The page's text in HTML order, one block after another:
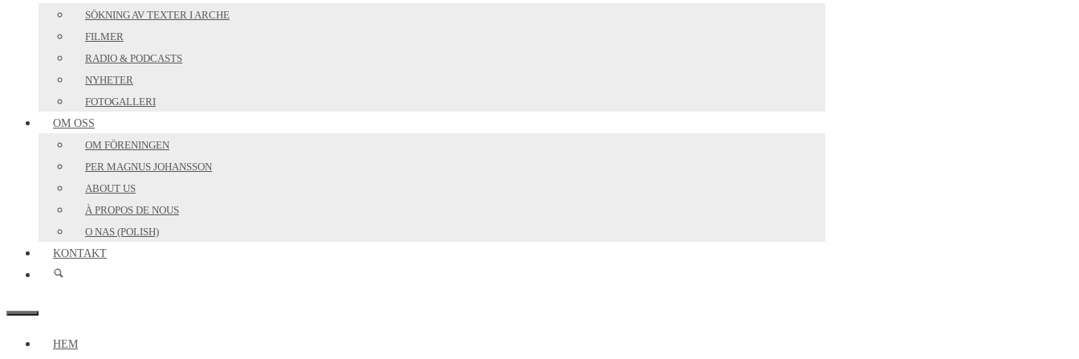
SÖKNING AV TEXTER I ARCHE
FILMER
RADIO & PODCASTS
NYHETER
FOTOGALLERI
OM OSS
OM FÖRENINGEN
PER MAGNUS JOHANSSON
ABOUT US
À PROPOS DE NOUS
O NAS (POLISH)
KONTAKT
MENY
HEM